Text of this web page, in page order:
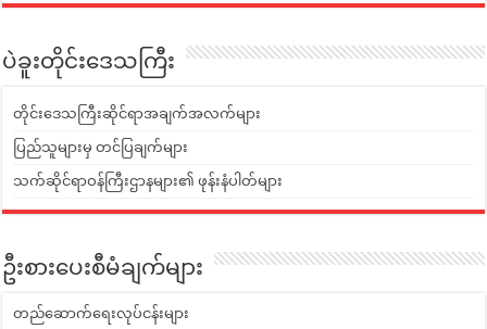
ပဲခူးတိုင်းဒေသကြီး
တိုင်းဒေသကြီးဆိုင်ရာအချက်အလက်များ
ပြည်သူများမှ တင်ပြချက်များ
သက်ဆိုင်ရာဝန်ကြီးဌာနများ၏ ဖုန်းနံပါတ်များ
ဦးစားပေးစီမံချက်များ
တည်ဆောက်ရေးလုပ်ငန်းများ